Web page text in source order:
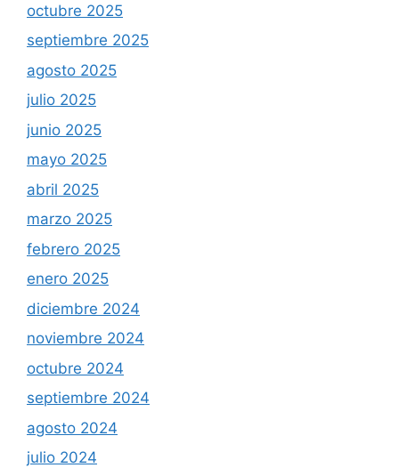
octubre 2025
septiembre 2025
agosto 2025
julio 2025
junio 2025
mayo 2025
abril 2025
marzo 2025
febrero 2025
enero 2025
diciembre 2024
noviembre 2024
octubre 2024
septiembre 2024
agosto 2024
julio 2024